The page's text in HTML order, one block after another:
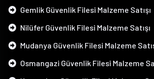
Gemlik Güvenlik Filesi Malzeme Satışı
Nilüfer Güvenlik Filesi Malzeme Satışı
Mudanya Güvenlik Filesi Malzeme
Osmangazi Güvenlik Filesi Malzeme